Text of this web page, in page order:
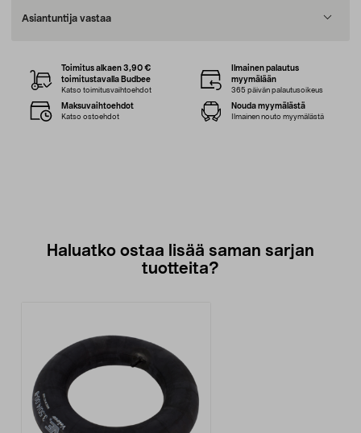
Asiantuntija vastaa
Toimitus alkaen 3,90 €
toimitustavalla Budbee
Katso toimitusvaihtoehdot
Ilmainen palautus
myymälään
365 päivän palautusoikeus
Maksuvaihtoehdot
Katso ostoehdot
Nouda myymälästä
Ilmainen nouto myymälästä
Haluatko ostaa lisää saman sarjan
tuotteita?